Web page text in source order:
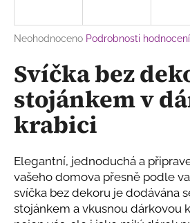
Průměrné
produktu
je
z
5
hvězdiček.
Neohodnoceno Podrobnosti hodnocení
Svíčka bez
stojánkem v
krabici
Elegantní, jednoduchá a
vašeho domova přesně podle
svíčka bez dekoru je dodávána
stojánkem a vkusnou dárkovou
j
t
?
HLEDAT